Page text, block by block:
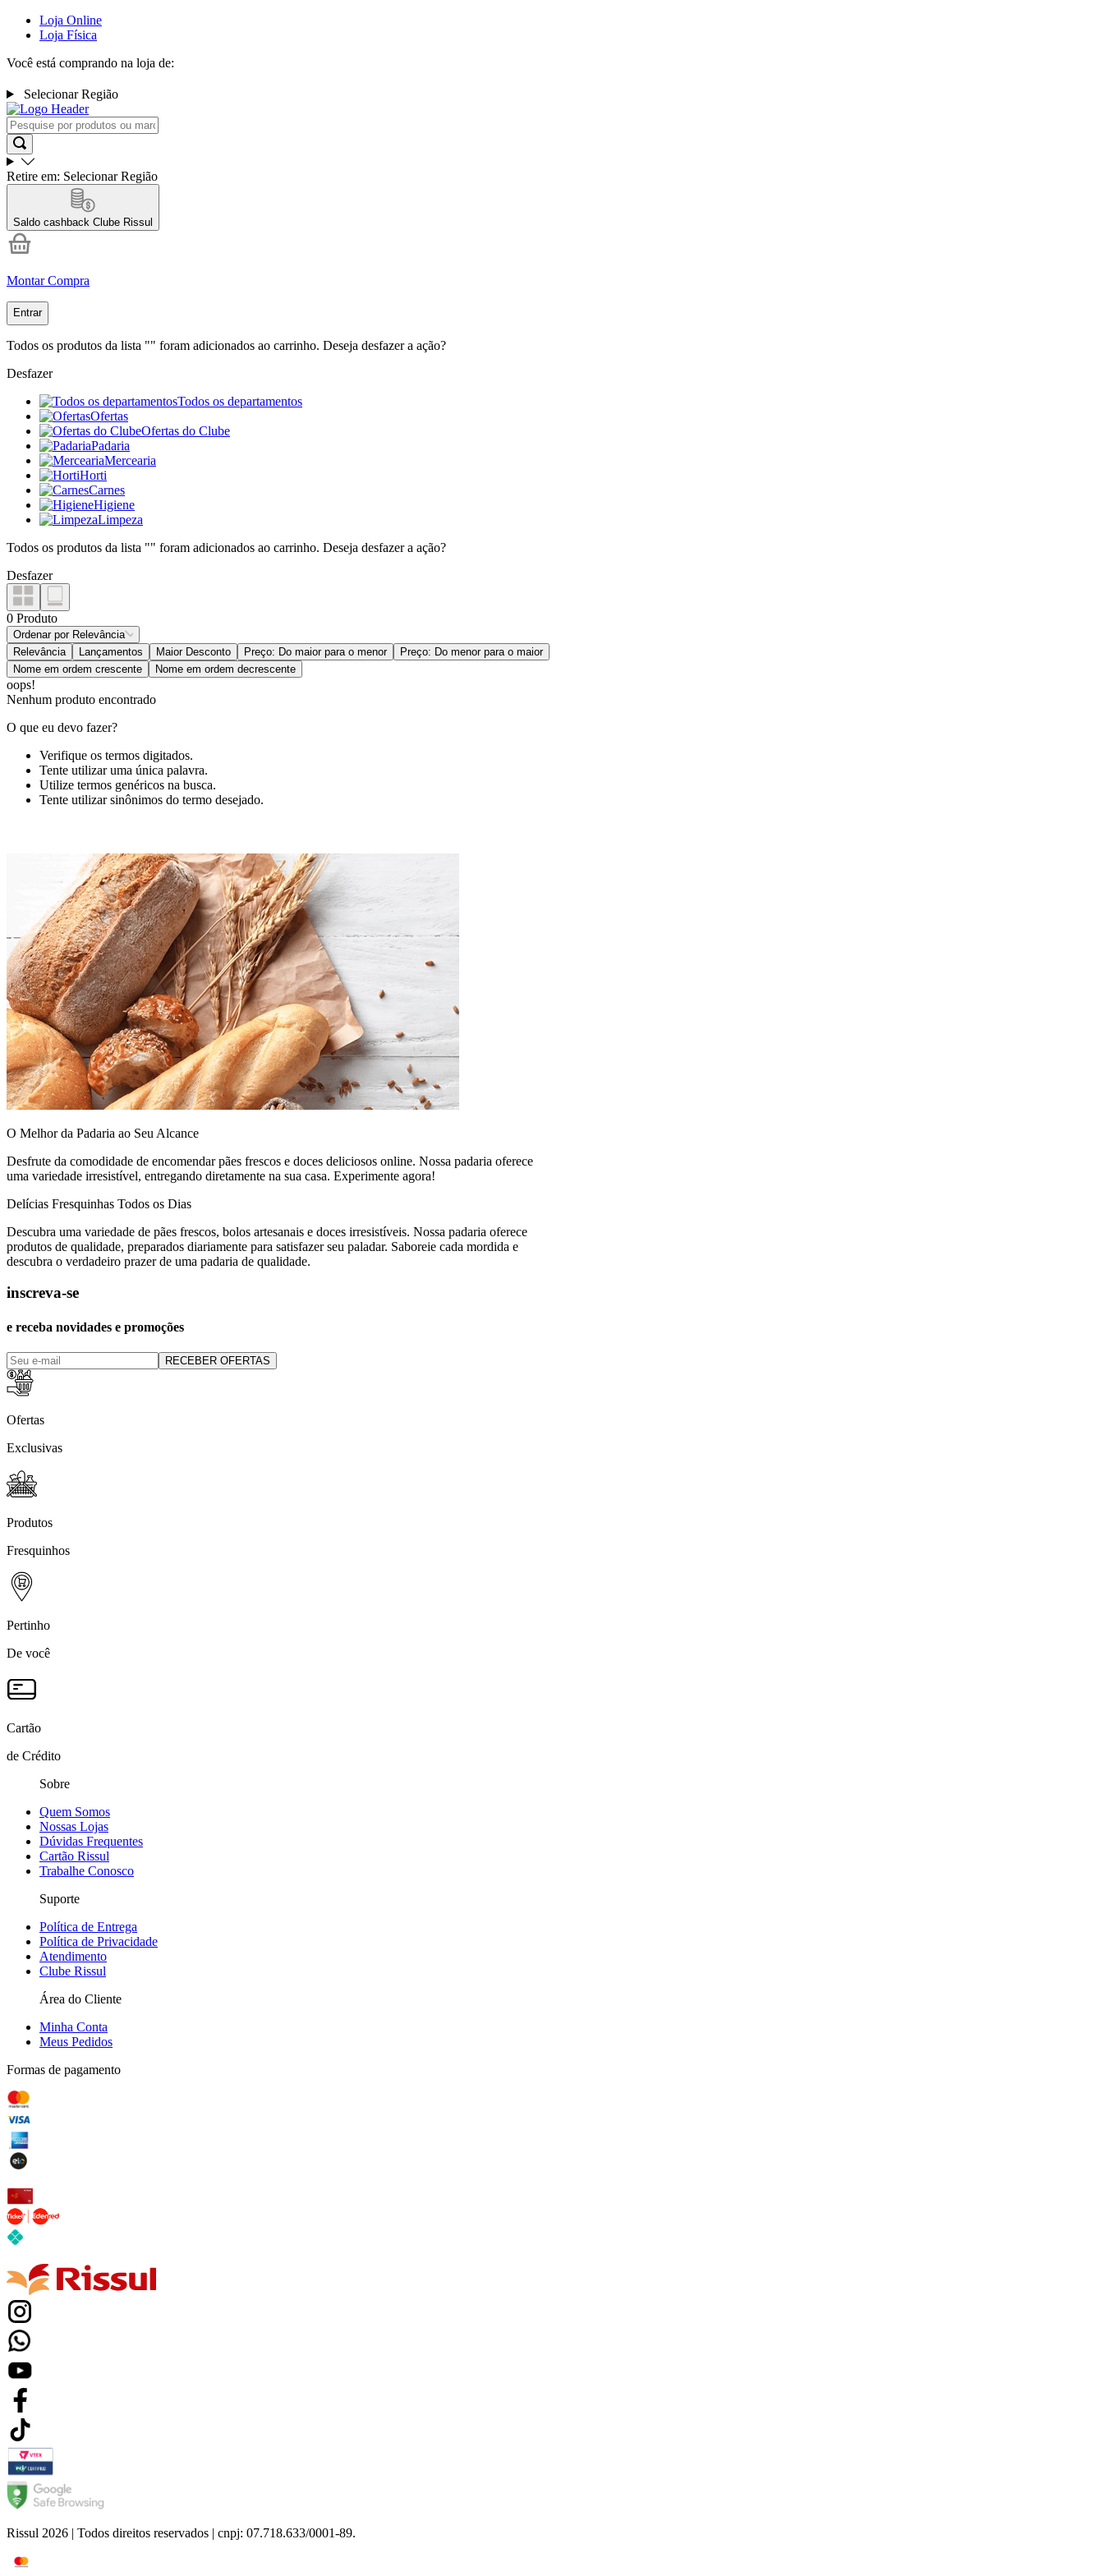
Loja Online
Loja Física
Você está comprando na loja de:
Selecionar Região
Retire em: Selecionar Região
Saldo cashback Clube Rissul
Montar Compra
Entrar
Todos os produtos da lista "" foram adicionados ao carrinho. Deseja desfazer a ação?
Desfazer
Todos os departamentos
Ofertas
Ofertas do Clube
Padaria
Mercearia
Horti
Carnes
Higiene
Limpeza
Todos os produtos da lista "" foram adicionados ao carrinho. Deseja desfazer a ação?
Desfazer
0 Produto
Ordenar por Relevância
Relevância
Lançamentos Maior Desconto Preço: Do maior para o menor
Preço: Do menor para o maior
Nome em ordem crescente
Nome em ordem decrescente
oops!
Nenhum produto encontrado
O que eu devo fazer?
Verifique os termos digitados.
Tente utilizar uma única palavra.
Utilize termos genéricos na busca.
Tente utilizar sinônimos do termo desejado.
O Melhor da Padaria ao Seu Alcance
Desfrute da comodidade de encomendar pães frescos e doces deliciosos online. Nossa padaria oferece
uma variedade irresistível, entregando diretamente na sua casa. Experimente agora!
Delícias Fresquinhas Todos os Dias
Descubra uma variedade de pães frescos, bolos artesanais e doces irresistíveis. Nossa padaria oferece
produtos de qualidade, preparados diariamente para satisfazer seu paladar. Saboreie cada mordida e
descubra o verdadeiro prazer de uma padaria de qualidade.
inscreva-se
e receba novidades e promoções
RECEBER OFERTAS
Ofertas
Exclusivas
Produtos
Fresquinhos
Pertinho
De você
Cartão
de Crédito
Sobre
Quem Somos
Nossas Lojas
Dúvidas Frequentes
Cartão Rissul
Trabalhe Conosco
Suporte
Política de Entrega
Política de Privacidade
Atendimento
Clube Rissul
Área do Cliente
Minha Conta
Meus Pedidos
Formas de pagamento
Rissul 2026 | Todos direitos reservados | cnpj: 07.718.633/0001-89.